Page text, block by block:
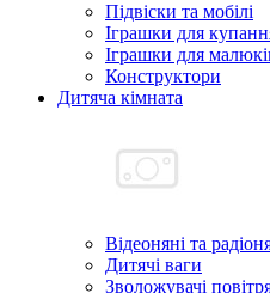
Підвіски та мобілі
Іграшки для
Іграшки для
Конструктори
Дитяча кімната
Відеоняні та
Дитячі ваги
Зволожувачі